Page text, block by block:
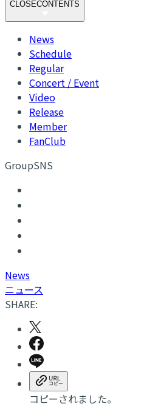
CLOSECONTENTS
News
Schedule
Regular
Concert / Event
Video
Release
Member
FanClub
GroupSNS
News
ニュース
SHARE:
コピーされました。